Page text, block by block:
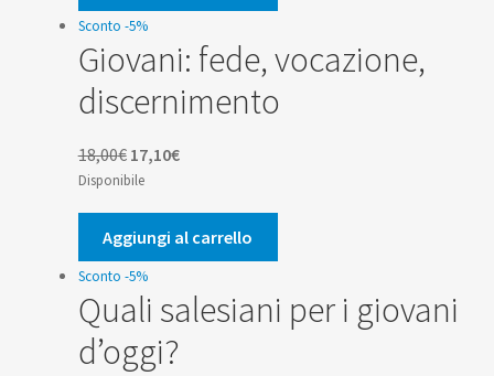
14,00€.13,30€.
Sconto -5%
Giovani: fede, vocazione,
discernimento
18,00€ Il
prezzo
originale
era:
18,00€.
17,10€Il
attuale
è:
17,10€.
Disponibile
Aggiungi al carrello
Sconto -5%
Quali salesiani per i giovani
d’oggi?